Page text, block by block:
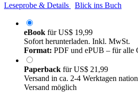
Leseprobe & Details
Blick ins Buch
eBook fürUS$ 19,99
Sofort herunterladen. Inkl. MwSt.
Format: PDF und ePUB – für alle
Paperback fürUS$ 21,99
Versand in ca. 2-4 Werktagen
Versand möglich